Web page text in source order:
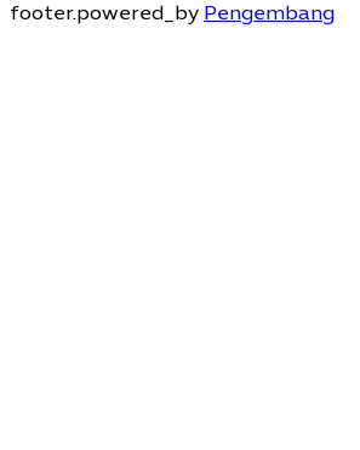
footer.powered_by Pengembang